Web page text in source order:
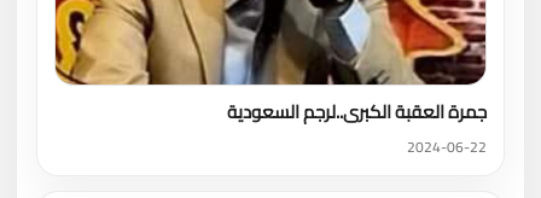
جمرة العقبة الكبرى..لرجم السعودية
2024-06-22